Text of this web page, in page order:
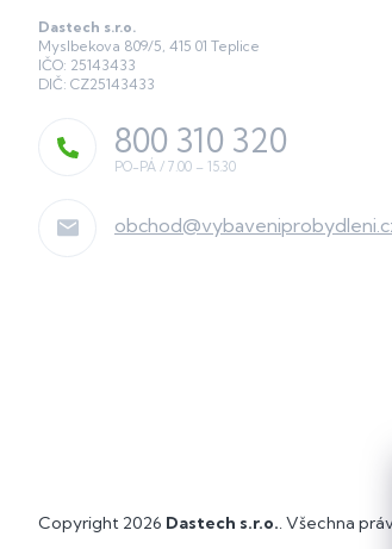
Dastech s.r.o.
Myslbekova 809/5, 415 01 Teplice
IČO: 25143433
DIČ: CZ25143433
obchod@
800 310 320
Copyright 2026 Dastech s.r.o. . Všechna